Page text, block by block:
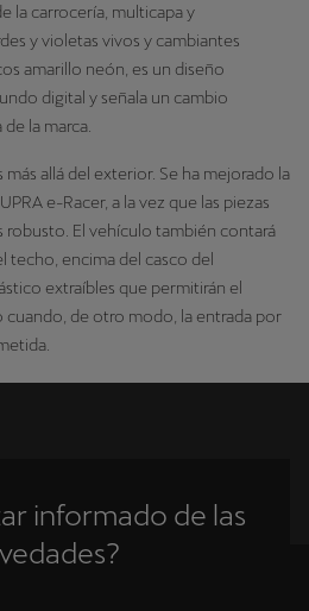
la carrocería, multicapa y
y violetas vivos y cambiantes
amarillo neón, es un diseño
digital y señala un cambio
la marca.
allá del exterior. Se ha mejorado la
e-Racer, a la vez que las piezas
robusto. El vehículo también contará
techo, encima del casco del
extraíbles que permitirán el
cuando, de otro modo, la entrada por
informado de las